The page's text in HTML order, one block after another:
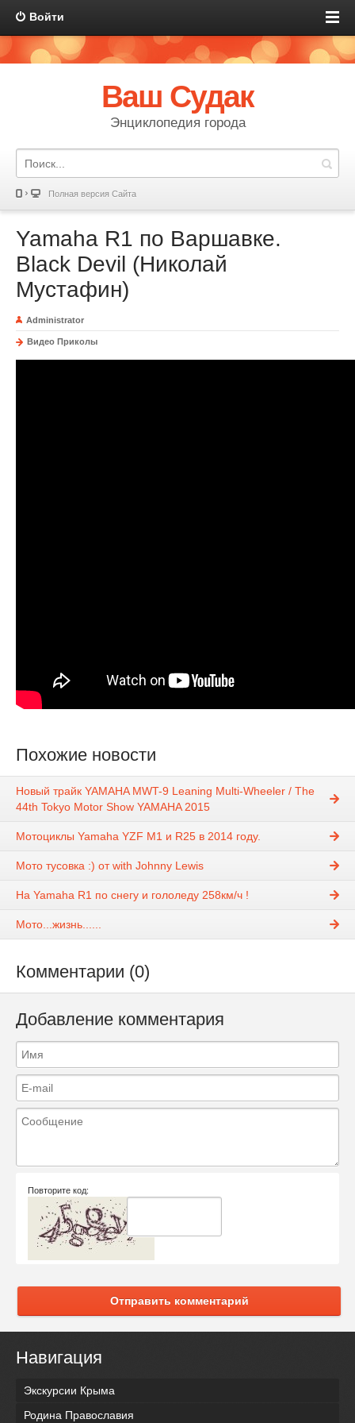
Войти
Ваш Судак
Энциклопедия города
Полная версия Сайта
Yamaha R1 по Варшавке.
Black Devil (Николай
Мустафин)
Administrator
Видео Приколы
Похожие новости
Новый трайк YAMAHA MWT-9 Leaning Multi-Wheeler / The
44th Tokyo Motor Show YAMAHA 2015
Мотоциклы Yamaha YZF M1 и R25 в 2014 году.
Мото тусовка :) от with Johnny Lewis
На Yamaha R1 по снегу и гололеду 258км/ч !
Мото...жизнь......
Комментарии (0)
Добавление комментария
Повторите код:
Отправить комментарий
Навигация
Экскурсии Крыма
Родина Православия